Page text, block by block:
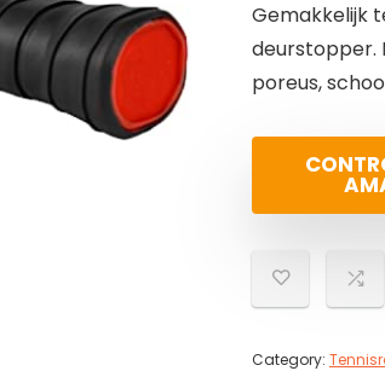
Gemakkelijk
deurstopper.
poreus,
Category: